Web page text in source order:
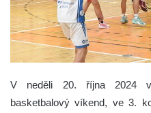
V neděli 20. října 2024
basketbalový víkend, ve 3.